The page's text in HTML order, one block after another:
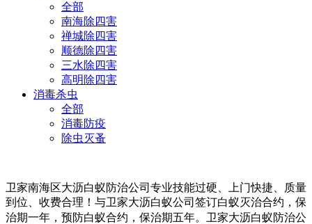
全部
南海除四害
禅城除四害
顺德除四害
三水除四害
高明除四害
消毒杀虫
全部
消毒防疫
除虫灭蚤
卫家南海区大沥白蚁防治公司专业技能过硬、上门快捷、质量
到位、收费合理！与卫家大沥白蚁公司签订白蚁灭治合约，保
治期一年，预防白蚁合约，保治期五年。卫家大沥白蚁防治公